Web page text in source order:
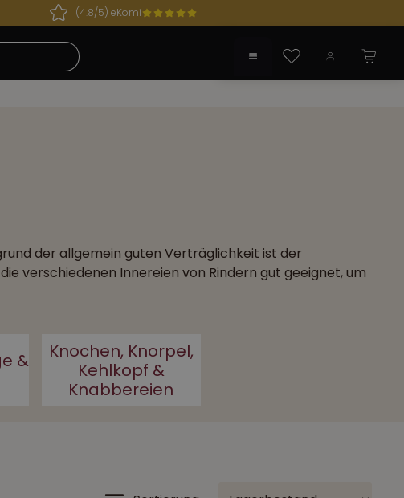
bleibt geöffnet!
(4.8/5) eKomi
Du hast 0 Produkte auf dem
der allgemein guten Verträglichkeit ist der
verschiedenen Innereien von Rindern gut geeignet, um
&
Knochen, Knorpel,
Kehlkopf &
Knabbereien